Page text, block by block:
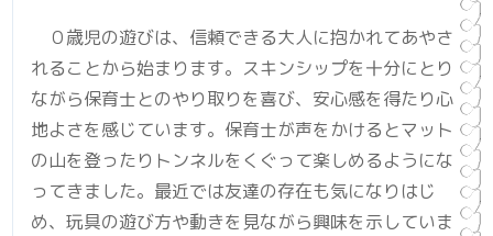
０歳児の遊びは、信頼できる大人に抱かれてあやさ
れることから始まります。スキンシップを十分にとり
ながら保育士とのやり取りを喜び、安心感を得たり心
地よさを感じています。保育士が声をかけるとマット
の山を登ったりトンネルをくぐって楽しめるようにな
ってきました。最近では友達の存在も気になりはじ
め、玩具の遊び方や動きを見ながら興味を示していま